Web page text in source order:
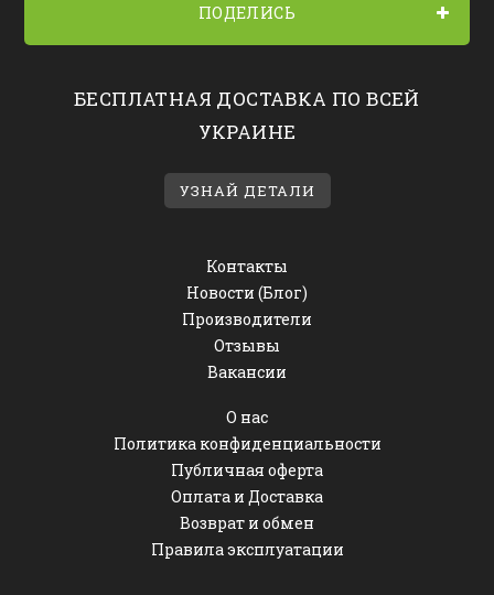
ПОДЕЛИСЬ
БЕСПЛАТНАЯ ДОСТАВКА ПО ВСЕЙ
УКРАИНЕ
УЗНАЙ ДЕТАЛИ
Контакты
Новости (Блог)
Производители
Отзывы
Вакансии
О нас
Политика конфиденциальности
Публичная оферта
Оплата и Доставка
Возврат и обмен
Правила эксплуатации